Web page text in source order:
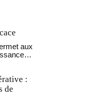
libérez
aux
pointe
:
de